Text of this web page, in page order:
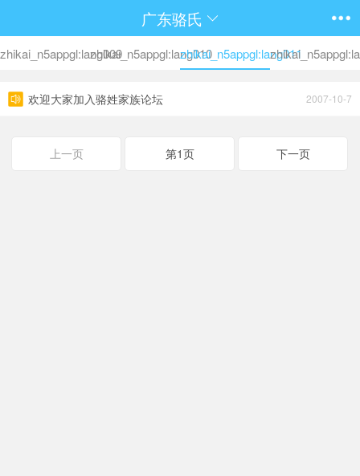
广东骆氏
zhikai_n5appgl:lang009zhikai_n5appgl:lang010zhikai_n5appgl:lang011
2007-10-7
欢迎大家加入骆姓家族论坛
上一页 第1页 下一页